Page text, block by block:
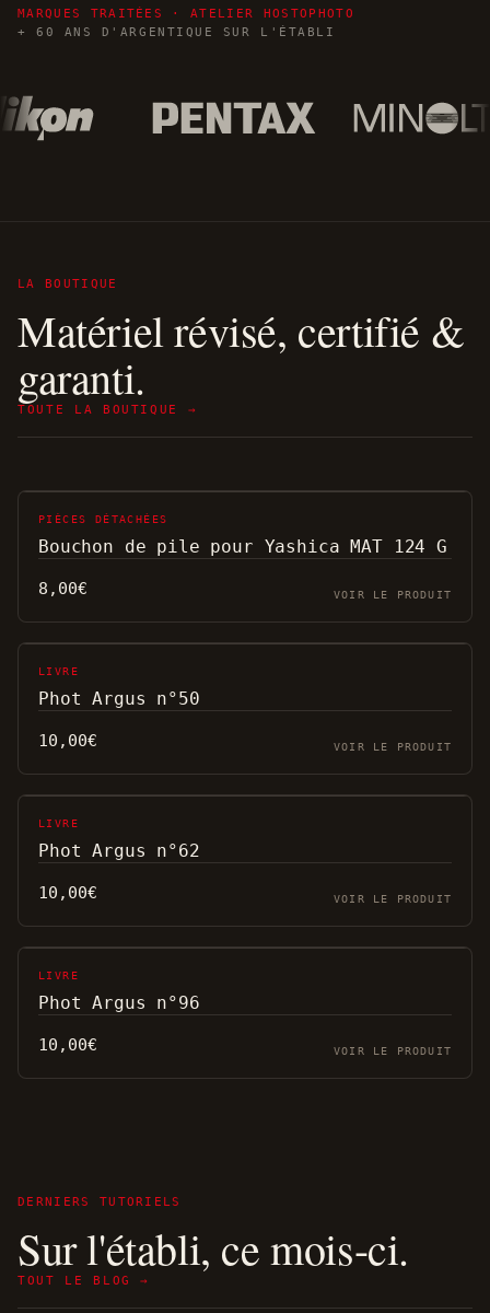
MARQUES TRAITÉES · ATELIER HOSTOPHOTO
+ 60 ANS D'ARGENTIQUE SUR L'ÉTABLI
LA BOUTIQUE
Matériel révisé, certifié &
garanti.
TOUTE LA BOUTIQUE →
PIÈCES DÉTACHÉES
Bouchon de pile pour Yashica MAT 124 G
8,00€ VOIR LE PRODUIT
LIVRE
Phot Argus n°50
10,00€ VOIR LE PRODUIT
LIVRE
Phot Argus n°62
10,00€ VOIR LE PRODUIT
LIVRE
Phot Argus n°96
10,00€ VOIR LE PRODUIT
DERNIERS TUTORIELS
Sur l'établi, ce mois-ci.
TOUT LE BLOG →